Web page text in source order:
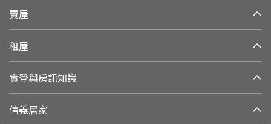
賣屋
租屋
實登與房訊知識
信義居家